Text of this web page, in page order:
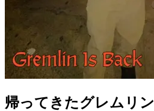
帰ってきたグレムリン